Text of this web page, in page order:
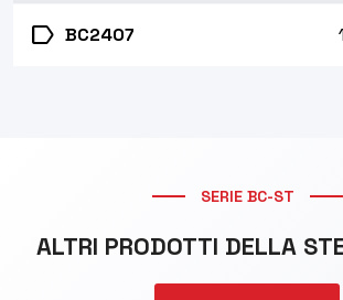
label BC2407
SERIE BC-ST
ALTRI PRODOTTI DELLA